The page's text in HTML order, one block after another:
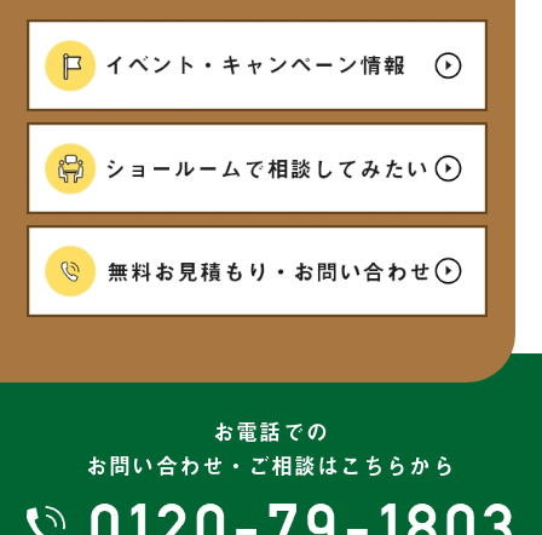
2025年5月
2025年4月(7)
2025年3月
2025年2月 (6)
お電話での
お問い合わせ・ご相談はこちらから